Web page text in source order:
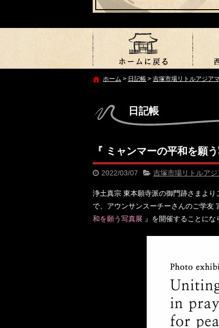
ホーム > 日記帳 > 吉塚市場リトルアジア
日記帳
『 ミャンマーの平和を願
2022/03/07 吉塚市場リトルアジ
浄土真宗 東本願寺派の御門跡さまよ
で、アウンサンスーチーさんのご学友
和を願う写真展 』を開催することにな